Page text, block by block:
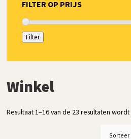
FILTER OP PRIJS
Filter
Winkel
Resultaat 1–16 van de 23 resultaten